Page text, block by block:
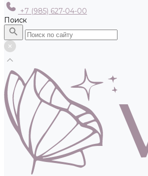
+7 (985) 627-04-00
Поиск